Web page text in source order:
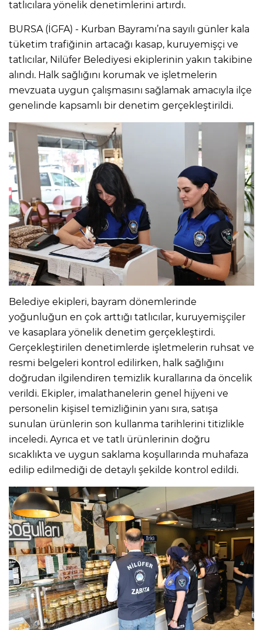
tatlıcılara yönelik denetimlerini artırdı.
BURSA (İGFA) - Kurban Bayramı’na sayılı günler kala
tüketim trafiğinin artacağı kasap, kuruyemişçi ve
tatlıcılar, Nilüfer Belediyesi ekiplerinin yakın takibine
alındı. Halk sağlığını korumak ve işletmelerin
mevzuata uygun çalışmasını sağlamak amacıyla ilçe
genelinde kapsamlı bir denetim gerçekleştirildi.
Belediye ekipleri, bayram dönemlerinde
yoğunluğun en çok arttığı tatlıcılar, kuruyemişçiler
ve kasaplara yönelik denetim gerçekleştirdi.
Gerçekleştirilen denetimlerde işletmelerin ruhsat ve
resmi belgeleri kontrol edilirken, halk sağlığını
doğrudan ilgilendiren temizlik kurallarına da öncelik
verildi. Ekipler, imalathanelerin genel hijyeni ve
personelin kişisel temizliğinin yanı sıra, satışa
sunulan ürünlerin son kullanma tarihlerini titizlikle
inceledi. Ayrıca et ve tatlı ürünlerinin doğru
sıcaklıkta ve uygun saklama koşullarında muhafaza
edilip edilmediği de detaylı şekilde kontrol edildi.